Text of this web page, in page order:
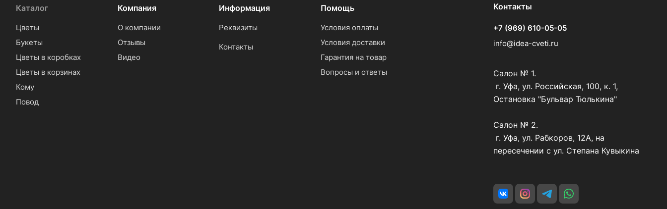
Каталог
Цветы
Букеты
Цветы в коробках
Цветы в корзинах
Кому
Повод
Компания
О компании
Отзывы
Видео
Информация
Реквизиты
Контакты
Помощь
Условия оплаты
Условия доставки
Гарантия на товар
Вопросы и ответы
Контакты
+7 (969) 610-05-05
info@idea-cveti.ru
Салон № 1.
г. Уфа, ул. Российская, 100, к. 1,
Остановка "Бульвар Тюлькина"
Салон № 2.
г. Уфа, ул. Рабкоров, 12А, на
пересечении с ул. Степана Кувыкина